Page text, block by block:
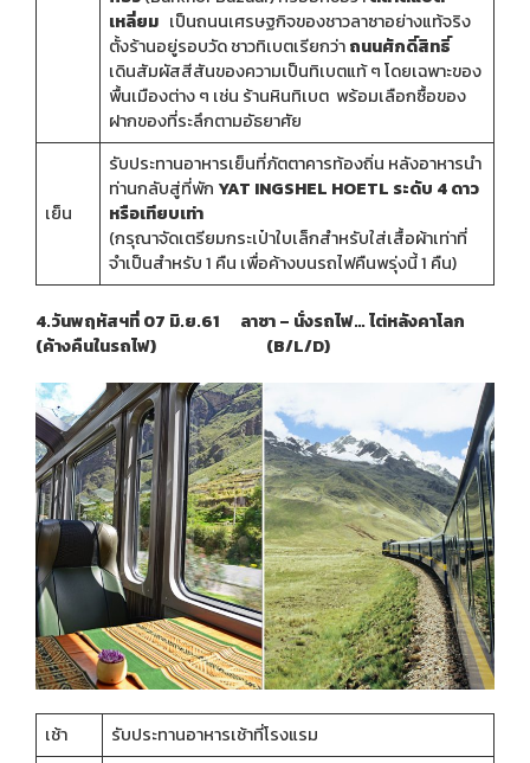
เหลี่ยม เป็นถนนเศรษฐกิจของชาวลาซาอย่างแท้จริง
ตั้งร้านอยู่รอบวัด ชาวทิเบตเรียกว่าถนนศักดิ์สิทธิ์
เดินสัมผัสสีสันของความเป็นทิเบตแท้ ๆ โดยเฉพาะของ
พื้นเมืองต่าง ๆ เช่น ร้านหินทิเบต พร้อมเลือกซื้อของ
ฝากของที่ระลึกตามอัธยาศัย
เย็น
รับประทานอาหารเย็นที่ภัตตาคารท้องถิ่น หลังอาหารนำ
ท่านกลับสู่ที่พัก YAT INGSHEL HOETL ระดับ 4 ดาว
หรือเทียบเท่า
(กรุณาจัดเตรียมกระเป๋าใบเล็กสำหรับใส่เสื้อผ้าเท่าที่
จำเป็นสำหรับ 1 คืน เพื่อค้างบนรถไฟคืนพรุ่งนี้ 1 คืน)
4.วันพฤหัสฯที่ 07 มิ.ย.61 ลาซา – นั่งรถไฟ… ไต่หลังคาโลก
(ค้างคืนในรถไฟ) (B/L/D)
เช้า รับประทานอาหารเช้าที่โรงแรม